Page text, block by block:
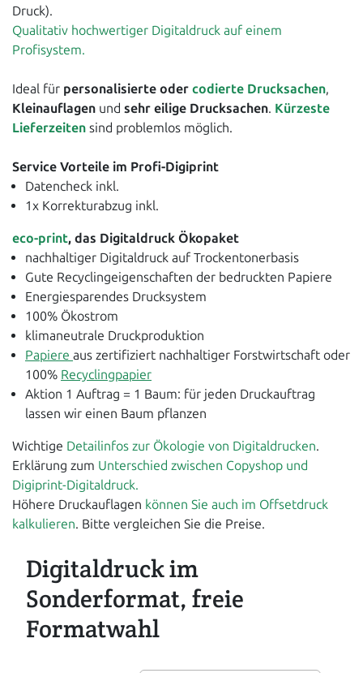
Druck).
Qualitativ hochwertiger Digitaldruck auf einem
Profisystem.
Ideal für personalisierte oder codierte Drucksachen,
Kleinauflagen und sehr eilige Drucksachen. Kürzeste
Lieferzeiten sind problemlos möglich.
Service Vorteile im Profi-Digiprint
Datencheck inkl.
1x Korrekturabzug inkl.
eco-print, das Digitaldruck Ökopaket
nachhaltiger Digitaldruck auf Trockentonerbasis
Gute Recyclingeigenschaften der bedruckten Papiere
Energiesparendes Drucksystem
100% Ökostrom
klimaneutrale Druckproduktion
Papiere aus zertifiziert nachhaltiger Forstwirtschaft oder
100% Recyclingpapier
Aktion 1 Auftrag = 1 Baum: für jeden Druckauftrag
lassen wir einen Baum pflanzen
Wichtige Detailinfos zur Ökologie von Digitaldrucken.
Erklärung zum Unterschied zwischen Copyshop und
Digiprint-Digitaldruck.
Höhere Druckauflagen können Sie auch im Offsetdruck
kalkulieren. Bitte vergleichen Sie die Preise.
Digitaldruck im
Sonderformat, freie
Formatwahl